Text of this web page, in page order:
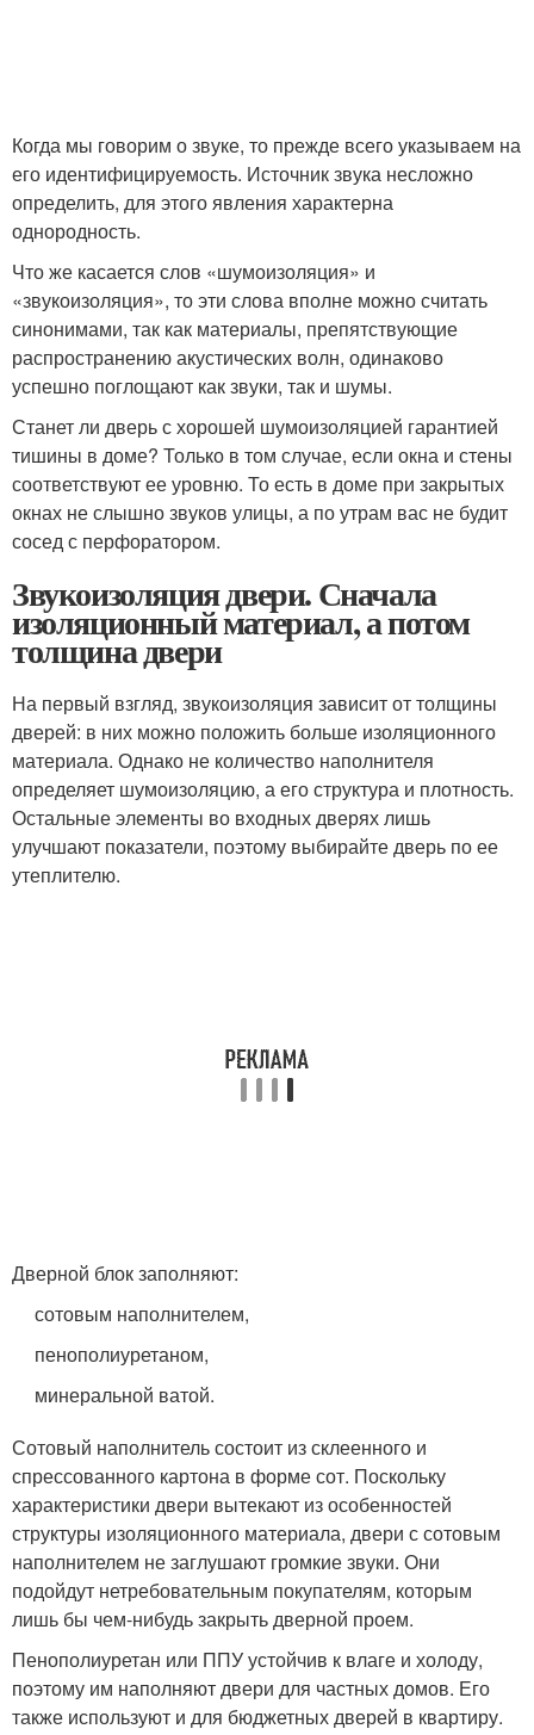
Когда мы говорим о звуке, то прежде всего указываем на
его идентифицируемость. Источник звука несложно
определить, для этого явления характерна
однородность.
Что же касается слов «шумоизоляция» и
«звукоизоляция», то эти слова вполне можно считать
синонимами, так как материалы, препятствующие
распространению акустических волн, одинаково
успешно поглощают как звуки, так и шумы.
Станет ли дверь с хорошей шумоизоляцией гарантией
тишины в доме? Только в том случае, если окна и стены
соответствуют ее уровню. То есть в доме при закрытых
окнах не слышно звуков улицы, а по утрам вас не будит
сосед с перфоратором.
Звукоизоляция двери. Сначала
изоляционный материал, а потом
толщина двери
На первый взгляд, звукоизоляция зависит от толщины
дверей: в них можно положить больше изоляционного
материала. Однако не количество наполнителя
определяет шумоизоляцию, а его структура и плотность.
Остальные элементы во входных дверях лишь
улучшают показатели, поэтому выбирайте дверь по ее
утеплителю.
Дверной блок заполняют:
сотовым наполнителем,
пенополиуретаном,
минеральной ватой.
Сотовый наполнитель состоит из склеенного и
спрессованного картона в форме сот. Поскольку
характеристики двери вытекают из особенностей
структуры изоляционного материала, двери с сотовым
наполнителем не заглушают громкие звуки. Они
подойдут нетребовательным покупателям, которым
лишь бы чем-нибудь закрыть дверной проем.
Пенополиуретан или ППУ устойчив к влаге и холоду,
поэтому им наполняют двери для частных домов. Его
также используют и для бюджетных дверей в квартиру.